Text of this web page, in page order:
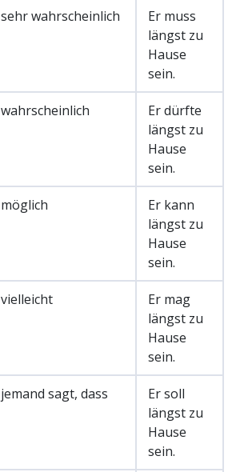
sehr wahrscheinlich
Er muss
längst zu
Hause
sein.
wahrscheinlich
Er dürfte
längst zu
Hause
sein.
möglich
Er kann
längst zu
Hause
sein.
vielleicht
Er mag
längst zu
Hause
sein.
jemand sagt, dass
Er soll
längst zu
Hause
sein.